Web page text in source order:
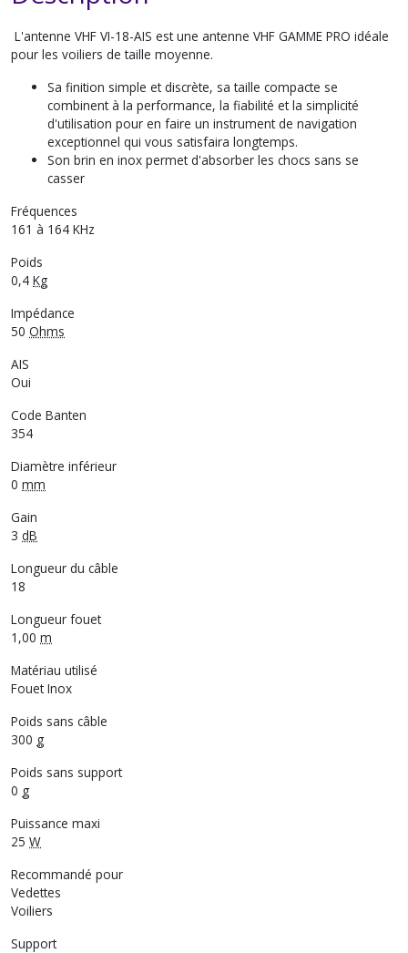
L'antenne VHF VI-18-AIS est une antenne VHF GAMME PRO idéale
pour les voiliers de taille moyenne.
Sa finition simple et discrète, sa taille compacte se
combinent à la performance, la fiabilité et la simplicité
d'utilisation pour en faire un instrument de navigation
exceptionnel qui vous satisfaira longtemps.
Son brin en inox permet d'absorber les chocs sans se
casser
Fréquences
161 à 164 KHz
Poids
0,4 Kg
Impédance
50 Ohms
AIS
Oui
Code Banten
354
Diamètre inférieur
0 mm
Gain
3 dB
Longueur du câble
18
Longueur fouet
1,00 m
Matériau utilisé
Fouet Inox
Poids sans câble
300 g
Poids sans support
0 g
Puissance maxi
25 W
Recommandé pour
Vedettes
Voiliers
Support